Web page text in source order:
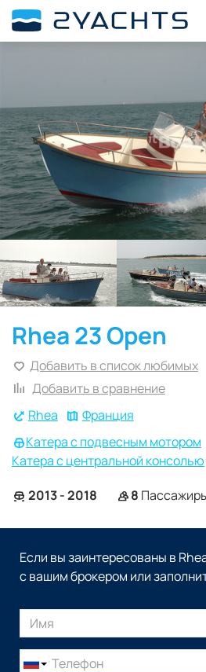
Rhea
Франция
Катера с подвесным мотором
Катера с центральной консолью
Rhea 23 Open
Добавить в список любимых
Добавить в сравнение
2013 - 2018 8
Если вы заинтересованы в
с вашим брокером или